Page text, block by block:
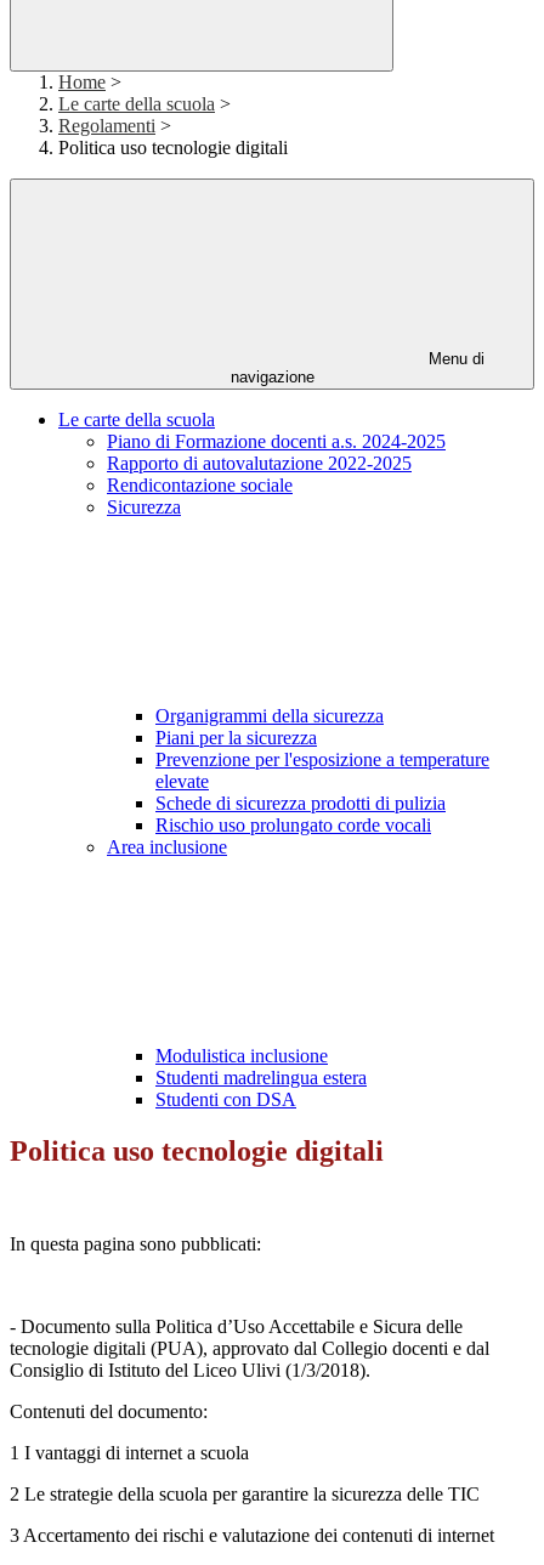
Home >
Le carte della scuola >
Regolamenti >
Politica uso tecnologie digitali
Menu di
navigazione
Le carte della scuola
Piano di Formazione docenti a.s. 2024-2025
Rapporto di autovalutazione 2022-2025
Rendicontazione sociale
Sicurezza
Organigrammi della sicurezza
Piani per la sicurezza
Prevenzione per l'esposizione a temperature
elevate
Schede di sicurezza prodotti di pulizia
Rischio uso prolungato corde vocali
Area inclusione
Modulistica inclusione
Studenti madrelingua estera
Studenti con DSA
Politica uso tecnologie digitali
In questa pagina sono pubblicati:
- Documento sulla Politica d’Uso Accettabile e Sicura delle
tecnologie digitali (PUA), approvato dal Collegio docenti e dal
Consiglio di Istituto del Liceo Ulivi (1/3/2018).
Contenuti del documento:
1 I vantaggi di internet a scuola
2 Le strategie della scuola per garantire la sicurezza delle TIC
3 Accertamento dei rischi e valutazione dei contenuti di internet